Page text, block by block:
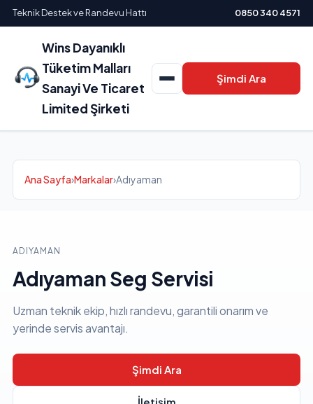
Teknik Destek ve Randevu Hattı 0850 340 4571
Wins Dayanıklı
Tüketim Malları
Sanayi Ve Ticaret
Limited Şirketi
Şimdi Ara
Ana Sayfa›Markalar›Adıyaman
ADIYAMAN
Adıyaman Seg Servisi
Uzman teknik ekip, hızlı randevu, garantili onarım ve
yerinde servis avantajı.
Şimdi Ara